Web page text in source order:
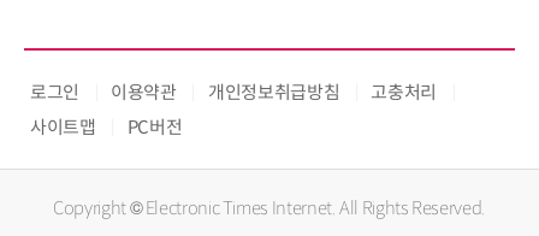
로그인 이용약관 개인정보취급방침
고충처리
사이트맵
PC버전
Copyright © Electronic Times Internet. All Rights Reserved.